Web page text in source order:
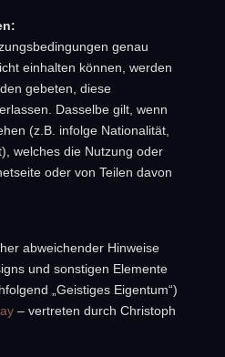
genau
einhalten können, werden
gebeten, diese
Dasselbe gilt, wenn
(z.B. infolge Nationalität,
welches die Nutzung oder
oder von Teilen davon
abweichender Hinweise
und sonstigen Elemente
„Geistiges Eigentum“)
– vertreten durch Christoph